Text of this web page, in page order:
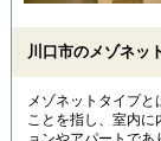
川口市のメゾネッ
メゾネットタイプ
ことを指し、室内に